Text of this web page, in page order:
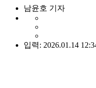
남윤호 기자
입력: 2026.01.14